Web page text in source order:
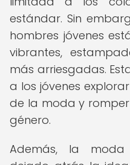
estándar. Sin
hombres jóvenes
vibrantes,
más arriesgadas.
a los jóvenes
de la moda y
género.
Además, la moda